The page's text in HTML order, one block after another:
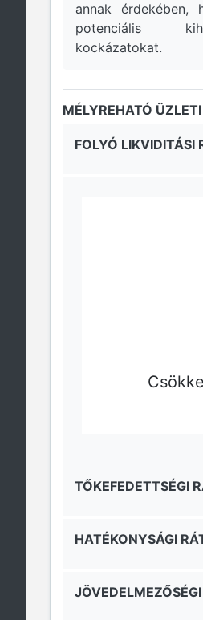
annak érdekében,
potenciális
kockázatokat.
MÉLYREHATÓ
FOLYÓ LIKVIDITÁSI
TŐKEFEDETTSÉGI
HATÉKONYSÁGI